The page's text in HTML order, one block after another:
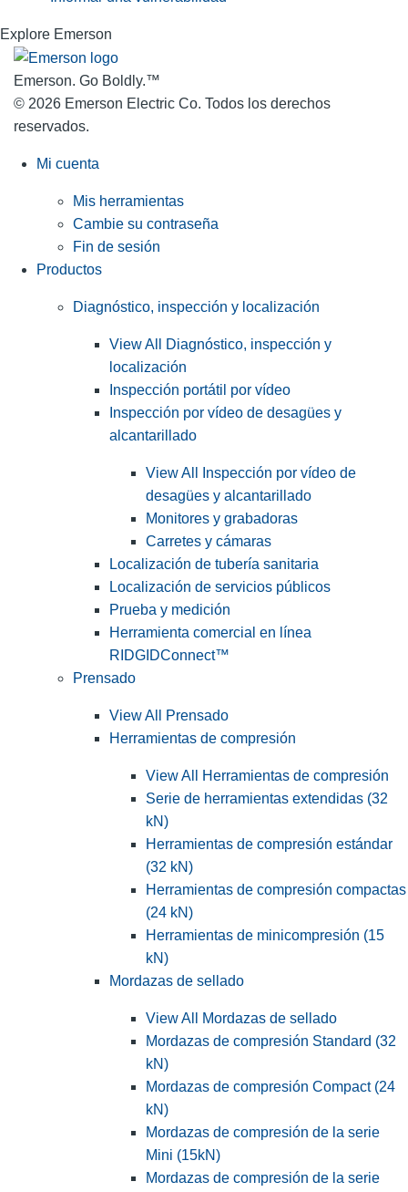
Explore Emerson
Emerson. Go Boldly.™
© 2026 Emerson Electric Co. Todos los derechos
reservados.
Mi cuenta
Mis herramientas
Cambie su contraseña
Fin de sesión
Productos
Diagnóstico, inspección y localización
View All Diagnóstico, inspección y
localización
Inspección portátil por vídeo
Inspección por vídeo de desagües y
alcantarillado
View All Inspección por vídeo de
desagües y alcantarillado
Monitores y grabadoras
Carretes y cámaras
Localización de tubería sanitaria
Localización de servicios públicos
Prueba y medición
Herramienta comercial en línea
RIDGIDConnect™
Prensado
View All Prensado
Herramientas de compresión
View All Herramientas de compresión
Serie de herramientas extendidas (32
kN)
Herramientas de compresión estándar
(32 kN)
Herramientas de compresión compactas
(24 kN)
Herramientas de minicompresión (15
kN)
Mordazas de sellado
View All Mordazas de sellado
Mordazas de compresión Standard (32
kN)
Mordazas de compresión Compact (24
kN)
Mordazas de compresión de la serie
Mini (15kN)
Mordazas de compresión de la serie